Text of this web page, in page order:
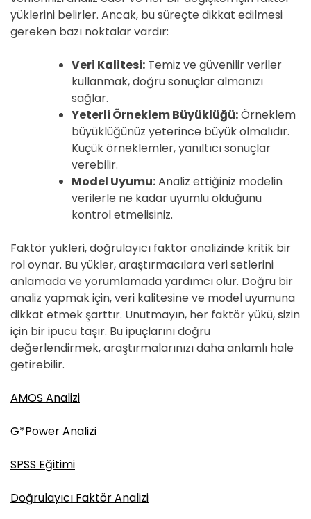
yüklerini belirler. Ancak, bu süreçte dikkat edilmesi
gereken bazı noktalar vardır:
Veri Kalitesi: Temiz ve güvenilir veriler
kullanmak, doğru sonuçlar almanızı
sağlar.
Yeterli Örneklem Büyüklüğü:Örneklem
büyüklüğünüz yeterince büyük olmalıdır.
Küçük örneklemler, yanıltıcı sonuçlar
verebilir.
Model Uyumu:Analiz ettiğiniz modelin
verilerle ne kadar uyumlu olduğunu
kontrol etmelisiniz.
Faktör yükleri, doğrulayıcı faktör analizinde kritik bir
rol oynar. Bu yükler, araştırmacılara veri setlerini
anlamada ve yorumlamada yardımcı olur. Doğru bir
analiz yapmak için, veri kalitesine ve model uyumuna
dikkat etmek şarttır. Unutmayın, her faktör yükü, sizin
için bir ipucu taşır. Bu ipuçlarını doğru
değerlendirmek, araştırmalarınızı daha anlamlı hale
getirebilir.
AMOS Analizi
G*Power Analizi
SPSS Eğitimi
Doğrulayıcı Faktör Analizi